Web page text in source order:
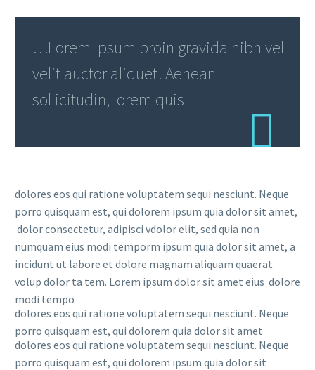
…Lorem Ipsum proin gravida nibh vel
velit auctor aliquet. Aenean
sollicitudin, lorem quis
dolores eos qui ratione voluptatem sequi nesciunt. Neque
porro quisquam est, qui dolorem ipsum quia dolor sit amet,
dolor consectetur, adipisci vdolor elit, sed quia non
numquam eius modi temporm ipsum quia dolor sit amet, a
incidunt ut labore et dolore magnam aliquam quaerat
volup dolor ta tem. Lorem ipsum dolor sit amet eius dolore
modi tempo
dolores eos qui ratione voluptatem sequi nesciunt. Neque
porro quisquam est, qui dolorem quia dolor sit amet
dolores eos qui ratione voluptatem sequi nesciunt. Neque
porro quisquam est, qui dolorem ipsum quia dolor sit